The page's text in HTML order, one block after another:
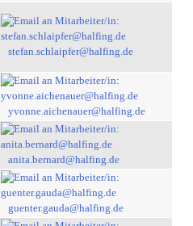
stefan.schlaipfer@halfing.de
yvonne.aichenauer@halfing.de
anita.bernard@halfing.de
guenter.gauda@halfing.de